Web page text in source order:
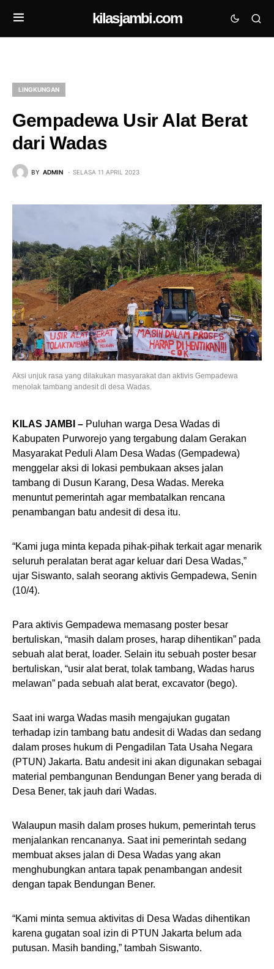
kilasjambi.com
LINGKUNGAN
Gempadewa Usir Alat Berat
dari Wadas
BY ADMIN SELASA 11 APRIL 2023
Aksi unjuk rasa yang dilakukan masyarakat dan aktivis Gempadewa
menolak tambang andesit di desa Wadas.
KILAS JAMBI – Puluhan warga Desa Wadas di
Kabupaten Purworejo yang tergabung dalam Gerakan
Masyarakat Peduli Alam Desa Wadas (Gempadewa)
menggelar aksi di lokasi pembukaan akses jalan
tambang di Dusun Karang, Desa Wadas. Mereka
menuntut pemerintah agar membatalkan rencana
penambangan batu andesit di desa itu.
“Kami juga minta kepada pihak-pihak terkait agar menarik
seluruh peralatan berat agar keluar dari Desa Wadas,”
ujar Siswanto, salah seorang aktivis Gempadewa, Senin
(10/4).
Para aktivis Gempadewa memasang poster besar
bertuliskan, “masih dalam proses, harap dihentikan” pada
sebuah alat berat, loader. Selain itu sebuah poster besar
bertuliskan, “usir alat berat, tolak tambang, Wadas harus
melawan” pada sebuah alat berat, excavator (bego).
Saat ini warga Wadas masih mengajukan gugatan
terhadap izin tambang batu andesit di Wadas dan sedang
dalam proses hukum di Pengadilan Tata Usaha Negara
(PTUN) Jakarta. Batu andesit ini akan digunakan sebagai
material pembangunan Bendungan Bener yang berada di
Desa Bener, tak jauh dari Wadas.
Walaupun masih dalam proses hukum, pemerintah terus
menjalankan rencananya. Saat ini pemerintah sedang
membuat akses jalan di Desa Wadas yang akan
menghubungkan antara tapak penambangan andesit
dengan tapak Bendungan Bener.
“Kami minta semua aktivitas di Desa Wadas dihentikan
karena gugatan soal izin di PTUN Jakarta belum ada
putusan. Masih banding,” tambah Siswanto.